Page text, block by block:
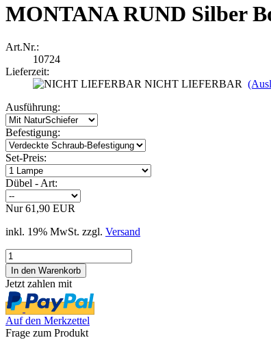
MONTANA RUND Silber
Art.Nr.:
10724
Lieferzeit:
NICHT LIEFERBAR
Ausführung:
Befestigung:
Set-Preis:
Dübel - Art:
Nur 61,90 EUR
inkl. 19% MwSt. zzgl. Versand
Jetzt zahlen mit
Auf den Merkzettel
Frage zum Produkt